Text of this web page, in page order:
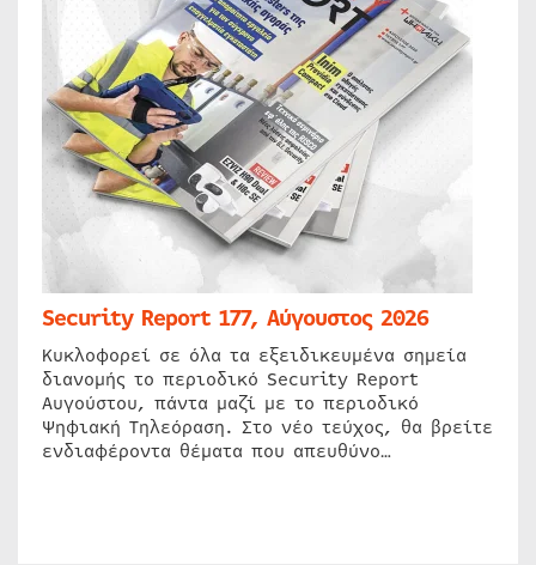
Security Report 177, Αύγουστος 2026
Κυκλοφορεί σε όλα τα εξειδικευμένα σημεία
διανομής το περιοδικό Security Report
Αυγούστου, πάντα μαζί με το περιοδικό
Ψηφιακή Τηλεόραση. Στο νέο τεύχος, θα βρείτε
ενδιαφέροντα θέματα που απευθύνο…